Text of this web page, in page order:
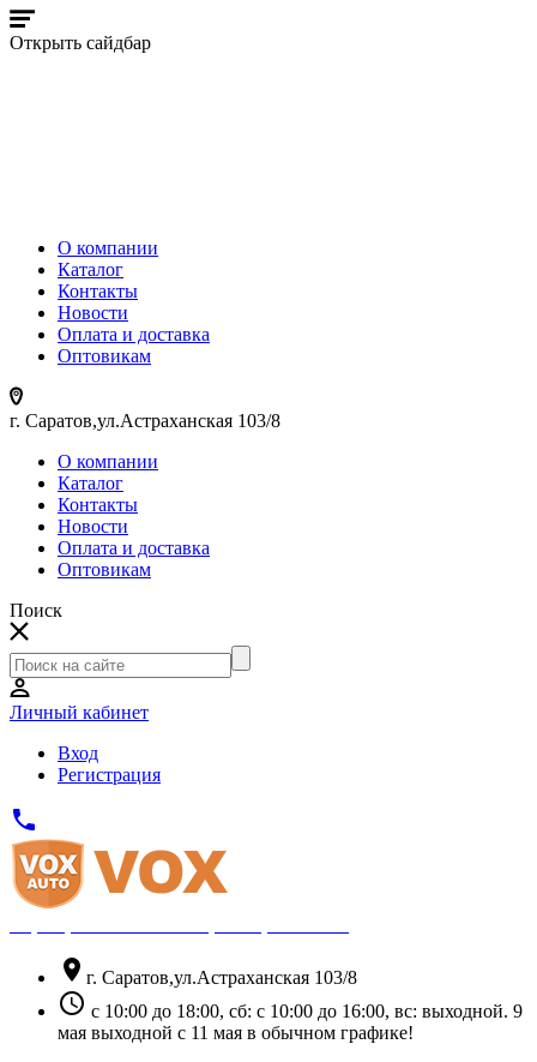
Открыть сайдбар
О компании
Каталог
Контакты
Новости
Оплата и доставка
Оптовикам
г. Саратов,ул.Астраханская 103/8
О компании
Каталог
Контакты
Новости
Оплата и доставка
Оптовикам
Поиск
Личный кабинет
Вход
Регистрация
phone
location_on г. Саратов,ул.Астраханская 103/8
schedule с 10:00 до 18:00, сб: с 10:00 до 16:00, вс: выходной. 9
мая выходной с 11 мая в обычном графике!